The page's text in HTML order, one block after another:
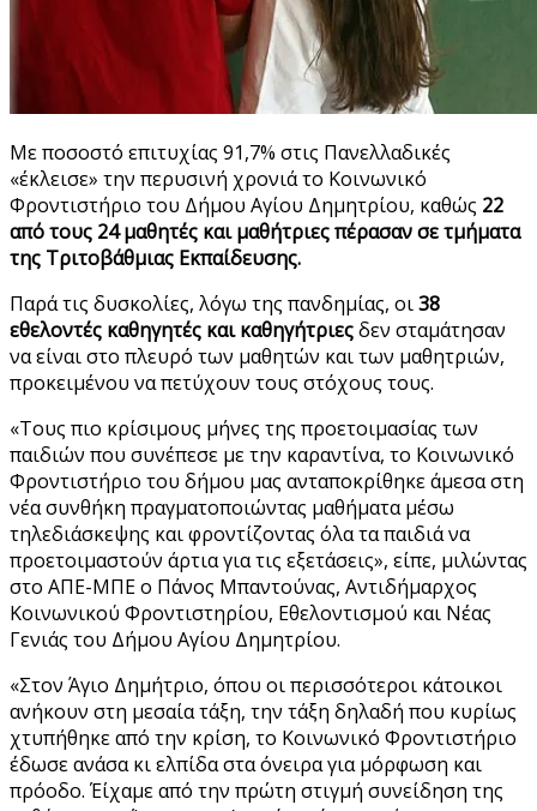
Με ποσοστό επιτυχίας 91,7% στις Πανελλαδικές
«έκλεισε» την περυσινή χρονιά το Κοινωνικό
Φροντιστήριο του Δήμου Αγίου Δημητρίου, καθώς 22
από τους 24 μαθητές και μαθήτριες πέρασαν σε τμήματα
της Τριτοβάθμιας Εκπαίδευσης.
Παρά τις δυσκολίες, λόγω της πανδημίας, οι38
εθελοντές καθηγητές και καθηγήτριεςδεν σταμάτησαν
να είναι στο πλευρό των μαθητών και των μαθητριών,
προκειμένου να πετύχουν τους στόχους τους.
«Τους πιο κρίσιμους μήνες της προετοιμασίας των
παιδιών που συνέπεσε με την καραντίνα, το Κοινωνικό
Φροντιστήριο του δήμου μας ανταποκρίθηκε άμεσα στη
νέα συνθήκη πραγματοποιώντας μαθήματα μέσω
τηλεδιάσκεψης και φροντίζοντας όλα τα παιδιά να
προετοιμαστούν άρτια για τις εξετάσεις», είπε, μιλώντας
στο ΑΠΕ-ΜΠΕ ο Πάνος Μπαντούνας, Αντιδήμαρχος
Κοινωνικού Φροντιστηρίου, Εθελοντισμού και Νέας
Γενιάς του Δήμου Αγίου Δημητρίου.
«Στον Άγιο Δημήτριο, όπου οι περισσότεροι κάτοικοι
ανήκουν στη μεσαία τάξη, την τάξη δηλαδή που κυρίως
χτυπήθηκε από την κρίση, το Κοινωνικό Φροντιστήριο
έδωσε ανάσα κι ελπίδα στα όνειρα για μόρφωση και
πρόοδο. Έίχαμε από την πρώτη στιγμή συνείδηση της